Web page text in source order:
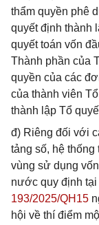
thẩm quyền phê
quyết định thành
quyết toán vốn
Thành phần của
quyền của các
của thành viên
thành lập Tổ
đ) Riêng đối với
tảng số, hệ thống
vùng sử dụng
nước quy định tại
193/2025/QH15
hội về thí điểm